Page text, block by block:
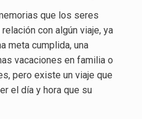
que los seres
con algún viaje, ya
meta cumplida, una
vacaciones en familia o
pero existe un viaje que
el día y hora que su